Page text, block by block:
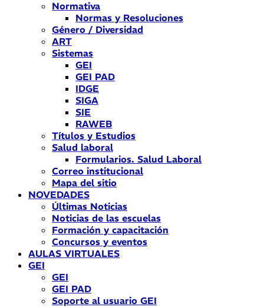
Normativa
Normas y Resoluciones
Género / Diversidad
ART
Sistemas
GEI
GEI PAD
IDGE
SIGA
SIE
RAWEB
Títulos y Estudios
Salud laboral
Formularios. Salud Laboral
Correo institucional
Mapa del sitio
NOVEDADES
Últimas Noticias
Noticias de las escuelas
Formación y capacitación
Concursos y eventos
AULAS VIRTUALES
GEI
GEI
GEI PAD
Soporte al usuario GEI